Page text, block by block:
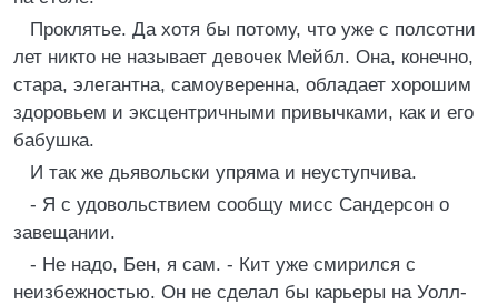
Проклятье. Да хотя бы потому, что уже с полсотни
лет никто не называет девочек Мейбл. Она, конечно,
стара, элегантна, самоуверенна, обладает хорошим
здоровьем и эксцентричными привычками, как и его
бабушка.
И так же дьявольски упряма и неуступчива.
- Я с удовольствием сообщу мисс Сандерсон о
завещании.
- Не надо, Бен, я сам. - Кит уже смирился с
неизбежностью. Он не сделал бы карьеры на Уолл-